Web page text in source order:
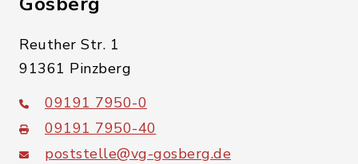
Reuther Str. 1
91361 Pinzberg
09191 7950-0
09191 7950-40
poststelle@vg-gosberg.de